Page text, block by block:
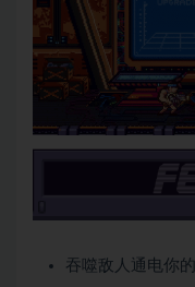
吞噬敌人通电你